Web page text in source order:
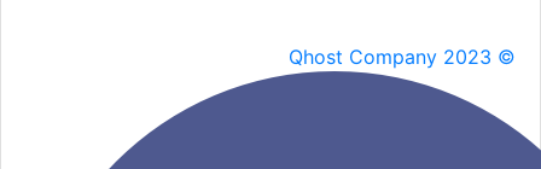
Qhost Company 2023 ©